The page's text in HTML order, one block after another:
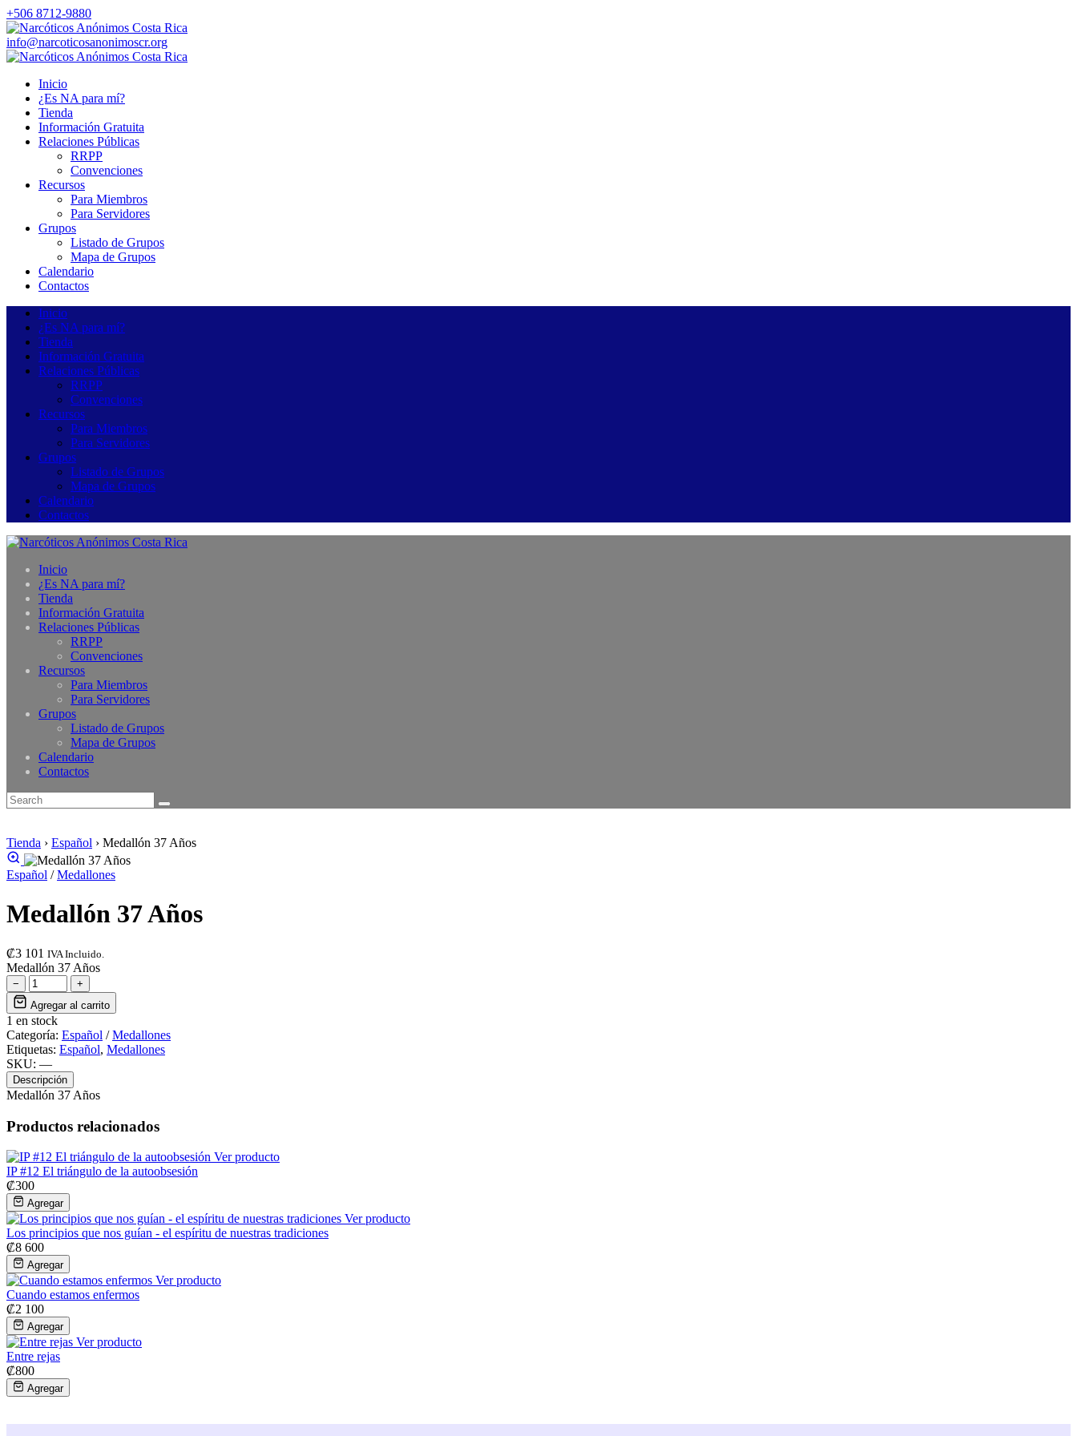
+506 8712-9880
info@narcoticosanonimoscr.org
Inicio
¿Es NA para mí?
Tienda
Información Gratuita
Relaciones Públicas
RRPP
Convenciones
Recursos
Para Miembros
Para Servidores
Grupos
Listado de Grupos
Mapa de Grupos
Calendario
Contactos
Inicio
¿Es NA para mí?
Tienda
Información Gratuita
Relaciones Públicas
RRPP
Convenciones
Recursos
Para Miembros
Para Servidores
Grupos
Listado de Grupos
Mapa de Grupos
Calendario
Contactos
Inicio
¿Es NA para mí?
Tienda
Información Gratuita
Relaciones Públicas
RRPP
Convenciones
Recursos
Para Miembros
Para Servidores
Grupos
Listado de Grupos
Mapa de Grupos
Calendario
Contactos
Tienda › Español › Medallón 37 Años
Español /Medallones
Medallón 37 Años
₡3 101 IVA Incluido.
Medallón 37 Años
−
+
Agregar al carrito
1 en stock
Categoría: Español /Medallones
Etiquetas: Español, Medallones
SKU: —
Descripción
Medallón 37 Años
Productos relacionados
Ver producto
IP #12 El triángulo de la autoobsesión
₡300
Agregar
Ver producto
Los principios que nos guían - el espíritu de nuestras tradiciones
₡8 600
Agregar
Ver producto
Cuando estamos enfermos
₡2 100
Agregar
Ver producto
Entre rejas
₡800
Agregar